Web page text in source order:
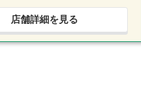
店舗詳細を見る